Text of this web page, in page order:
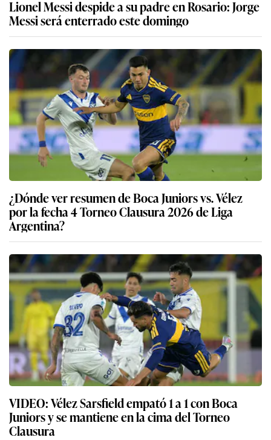
Lionel Messi despide a su padre en Rosario: Jorge
Messi será enterrado este domingo
¿Dónde ver resumen de Boca Juniors vs. Vélez
por la fecha 4 Torneo Clausura 2026 de Liga
Argentina?
VIDEO: Vélez Sarsfield empató 1 a 1 con Boca
Juniors y se mantiene en la cima del Torneo
Clausura